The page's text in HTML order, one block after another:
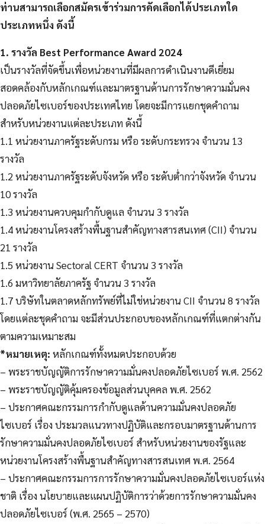
ท่านสามารถเลือกสมัครเข้าร่วมการคัดเลือกได้ประเภทใด
ประเภทหนึ่ง ดังนี้
1. รางวัล Best Performance Award 2024
เป็นรางวัลที่จัดขึ้นเพื่อหน่วยงานที่มีผลการดำเนินงานดีเยี่ยม
สอดคล้องกับหลักเกณฑ์และมาตรฐานด้านการรักษาความมั่นคง
ปลอดภัยไซเบอร์ของประเทศไทย โดยจะมีการแยกชุดคำถาม
สำหรับหน่วยงานแต่ละประเภท ดังนี้
1.1 หน่วยงานภาครัฐระดับกรม หรือ ระดับกระทรวง จำนวน 13
รางวัล
1.2 หน่วยงานภาครัฐระดับจังหวัด หรือ ระดับต่ำกว่าจังหวัด จำนวน
10 รางวัล
1.3 หน่วยงานควบคุมกำกับดูแล จำนวน 3 รางวัล
1.4 หน่วยงานโครงสร้างพื้นฐานสำคัญทางสารสนเทศ (CII) จำนวน
21 รางวัล
1.5 หน่วยงาน Sectoral CERT จำนวน 3 รางวัล
1.6 มหาวิทยาลัยภาครัฐ จำนวน 3 รางวัล
1.7 บริษัทในตลาดหลักทรัพย์ที่ไม่ใช่หน่วยงาน CII จำนวน 8 รางวัล
โดยแต่ละชุดคำถาม จะมีส่วนประกอบของหลักเกณฑ์ที่แตกต่างกัน
ตามความเหมาะสม
*หมายเหตุ: หลักเกณฑ์ทั้งหมดประกอบด้วย
– พระราชบัญญัติการรักษาความมั่นคงปลอดภัยไซเบอร์ พ.ศ. 2562
– พระราชบัญญัติคุ้มครองข้อมูลส่วนบุคคล พ.ศ. 2562
– ประกาศคณะกรรมการกำกับดูแลด้านความมั่นคงปลอดภัย
ไซเบอร์ เรื่อง ประมวลแนวทางปฏิบัติและกรอบมาตรฐานด้านการ
รักษาความมั่นคงปลอดภัยไซเบอร์ สำหรับหน่วยงานของรัฐและ
หน่วยงานโครงสร้างพื้นฐานสำคัญทางสารสนเทศ พ.ศ. 2564
– ประกาศคณะกรรมการการรักษาความมั่นคงปลอดภัยไซเบอร์แห่ง
ชาติ เรื่อง นโยบายและแผนปฏิบัติการว่าด้วยการรักษาความมั่นคง
ปลอดภัยไซเบอร์ (พ.ศ. 2565 – 2570)